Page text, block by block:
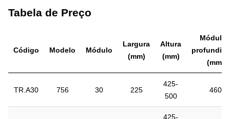
Tabela de Preço
Código Modelo Módulo
Largura
(mm)
Altura
(mm)
Módulo
(mm)
TR.A30 756 30 225
425-
500
460
425-